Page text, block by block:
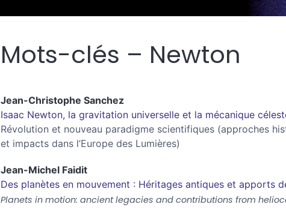
Mots-clés – Newton
Jean-Christophe Sanchez
Isaac Newton, la gravitation universelle et la mécanique
Révolution et nouveau paradigme scientifiques (approches
et impacts dans l’Europe des Lumières)
Jean-Michel Faidit
Des planètes en mouvement : Héritages antiques et apports
Planets in motion: ancient legacies and contributions from